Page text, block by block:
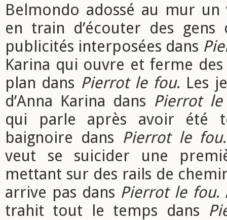
Belmondo adossé au mur
en train d’écouter des
publicités interposées dans
Karina qui ouvre et ferme des
plan dans Pierrot le fou. Les
d’Anna Karina dans Pierrot
qui parle après avoir été
baignoire dans Pierrot le fou
veut se suicider une
mettant sur des rails de
arrive pas dans Pierrot le fou.
trahit tout le temps dans